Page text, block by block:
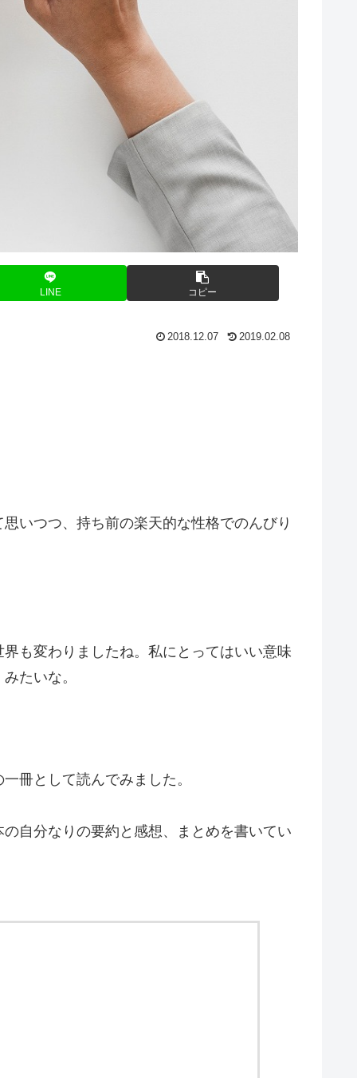
LINE コピー
2018.12.07 2019.02.08
いつつ、持ち前の楽天的な性格でのんびり
も変わりましたね。私にとってはいい意味
たいな。
冊として読んでみました。
自分なりの要約と感想、まとめを書いてい